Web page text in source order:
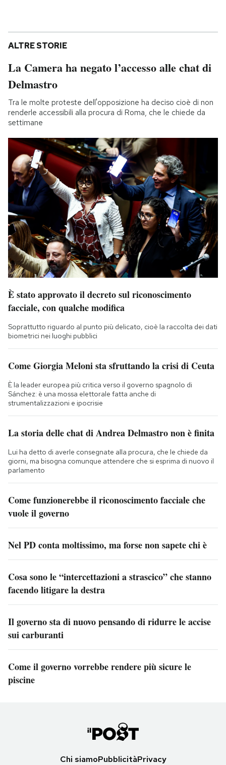
ALTRE STORIE
La Camera ha negato l’accesso alle chat di
Delmastro
Tra le molte proteste dell'opposizione ha deciso cioè di non
renderle accessibili alla procura di Roma, che le chiede da
settimane
È stato approvato il decreto sul riconoscimento
facciale, con qualche modifica
Soprattutto riguardo al punto più delicato, cioè la raccolta dei dati
biometrici nei luoghi pubblici
Come Giorgia Meloni sta sfruttando la crisi di Ceuta
È la leader europea più critica verso il governo spagnolo di
Sánchez: è una mossa elettorale fatta anche di
strumentalizzazioni e ipocrisie
La storia delle chat di Andrea Delmastro non è finita
Lui ha detto di averle consegnate alla procura, che le chiede da
giorni, ma bisogna comunque attendere che si esprima di nuovo il
parlamento
Come funzionerebbe il riconoscimento facciale che
vuole il governo
Nel PD conta moltissimo, ma forse non sapete chi è
Cosa sono le “intercettazioni a strascico” che stanno
facendo litigare la destra
Il governo sta di nuovo pensando di ridurre le accise
sui carburanti
Come il governo vorrebbe rendere più sicure le
piscine
Chi siamoPubblicitàPrivacy